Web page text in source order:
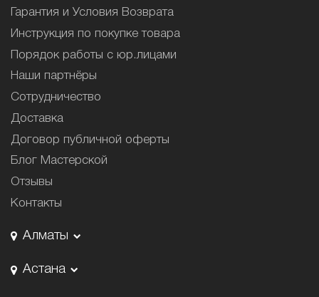
Гарантия и Условия Возврата
Инструкция по покупке товара
Порядок работы с юр.лицами
Наши партнёры
Сотрудничество
Доставка
Договор публичной оферты
Блог Мастерской
Отзывы
Контакты
Алматы
Астана